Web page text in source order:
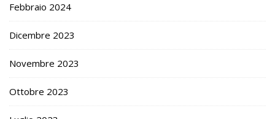
Febbraio 2024
Dicembre 2023
Novembre 2023
Ottobre 2023